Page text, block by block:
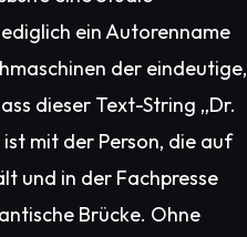
ein Autorenname
der eindeutige,
dieser Text-String „Dr.
mit der Person, die auf
und in der Fachpresse
Brücke. Ohne